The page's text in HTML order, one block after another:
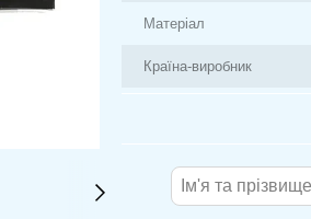
Матеріал
Країна-виробник